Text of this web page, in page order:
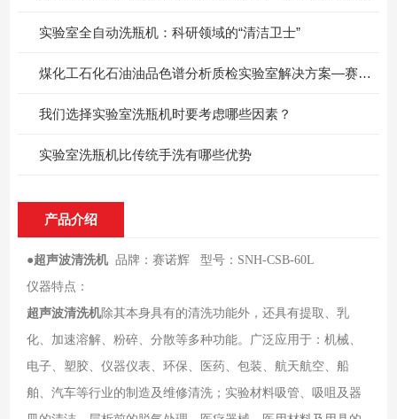
实验室全自动洗瓶机：科研领域的“清洁卫士”
煤化工石化石油油品色谱分析质检实验室解决方案—赛诺辉实验室全自动洗瓶机
我们选择实验室洗瓶机时要考虑哪些因素？
实验室洗瓶机比传统手洗有哪些优势
产品介绍
●超声波清洗机品牌：赛诺辉 型号：SNH-CSB-60L
仪器特点：
超声波清洗机除其本身具有的清洗功能外，还具有提取、乳
化、加速溶解、粉碎、分散等多种功能。广泛应用于：机械、
电子、塑胶、仪器仪表、环保、医药、包装、航天航空、船
舶、汽车等行业的制造及维修清洗；实验材料吸管、吸咀及器